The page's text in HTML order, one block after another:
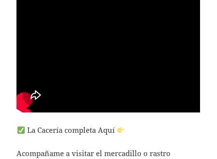
La Cacería completa Aquí
Acompañame a visitar el mercadillo o rastro